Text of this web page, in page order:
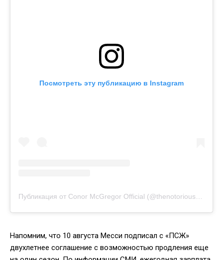
Посмотреть эту публикацию в Instagram
Напомним, что 10 августа Месси подписал с «ПСЖ»
двухлетнее соглашение с возможностью продления еще